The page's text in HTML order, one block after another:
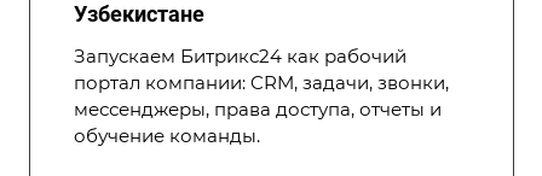
Узбекистане
Запускаем Битрикс24 как рабочий
портал компании: CRM, задачи, звонки,
мессенджеры, права доступа, отчеты и
обучение команды.